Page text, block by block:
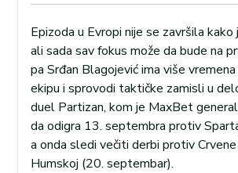
Epizoda u Evropi nije se završila kako
ali sada sav fokus može da bude na
pa Srđan Blagojević ima više
ekipu i sprovodi taktičke zamisli u
duel Partizan, kom je MaxBet
da odigra 13. septembra protiv
a onda sledi večiti derbi protiv
Humskoj (20. septembar).